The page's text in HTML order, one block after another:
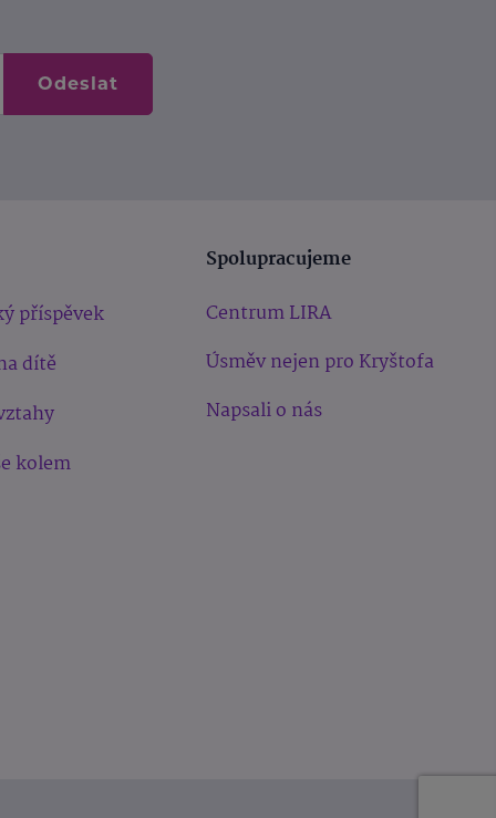
Odeslat
příspěvek
dítě
kolem
Spolupracujeme
Centrum LIRA
Úsměv nejen pro Kryštofa
Napsali o nás